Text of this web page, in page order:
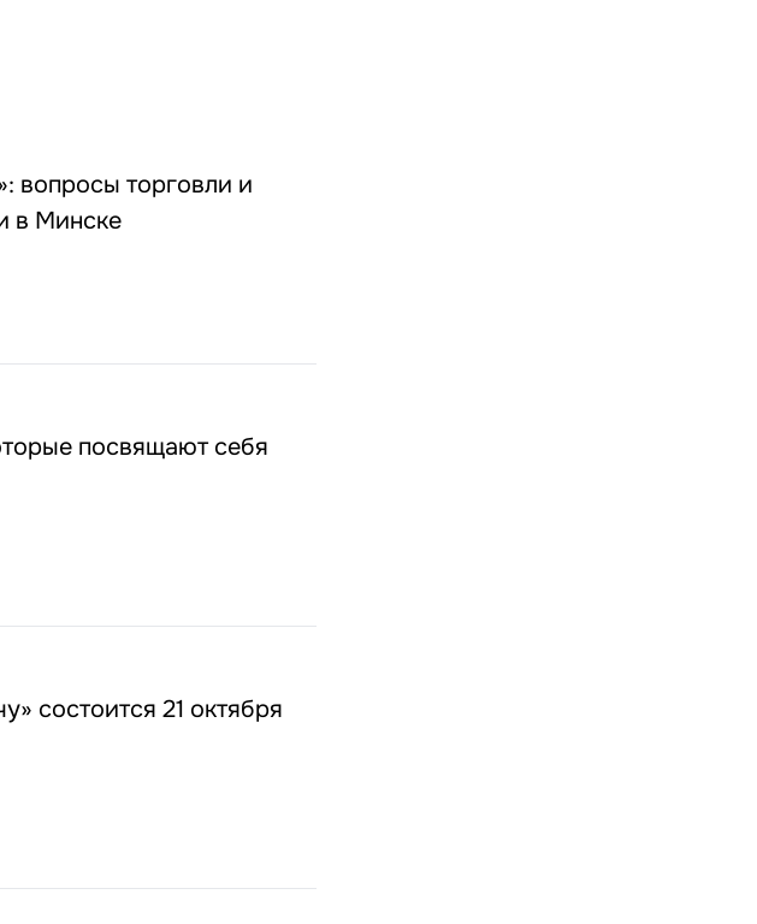
вопросы торговли и
в Минске
посвящают себя
состоится 21 октября